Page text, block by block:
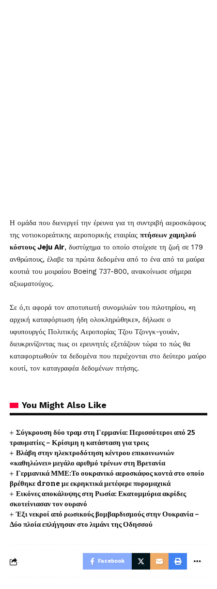
Η ομάδα που διενεργεί την έρευνα για τη συντριβή αεροσκάφους
της νοτιοκορεάτικης αεροπορικής εταιρίας πτήσεων χαμηλού
κόστους Jeju Air, δυστύχημα το οποίο στοίχισε τη ζωή σε 179
ανθρώπους, έλαβε τα πρώτα δεδομένα από το ένα από τα μαύρα
κουτιά του μοιραίου Boeing 737-800, ανακοίνωσε σήμερα
αξιωματούχος.
Σε ό,τι αφορά τον αποτυπωτή συνομιλιών του πιλοτηρίου, «η
αρχική καταφόρτωση ήδη ολοκληρώθηκε», δήλωσε ο
υφυπουργός Πολιτικής Αεροπορίας Τζου Τζονγκ-γουάν,
διευκρινίζοντας πως οι ερευνητές εξετάζουν τώρα το πώς θα
καταφορτωθούν τα δεδομένα που περιέχονται στο δεύτερο μαύρο
κουτί, τον καταγραφέα δεδομένων πτήσης.
You Might Also Like
Σύγκρουση δύο τραμ στη Γερμανία: Περισσότεροι από 25
τραυματίες – Κρίσιμη η κατάσταση για τρεις
Βλάβη στην ηλεκτροδότηση κέντρου επικοινωνιών
«καθηλώνει» μεγάλο αριθμό τρένων στη Βρετανία
Γερμανικά ΜΜΕ:Το ουκρανικό αεροσκάφος κοντά στο οποίο
βρέθηκε drone με εκρηκτικά μετέφερε πυρομαχικά
Εικόνες αποκάλυψης στη Ρωσία: Εκατομμύρια ακρίδες
σκοτείνιασαν τον ουρανό
Έξι νεκροί από ρωσικούς βομβαρδισμούς στην Ουκρανία –
Δύο πλοία επλήγησαν στο λιμάνι της Οδησσού
Facebook